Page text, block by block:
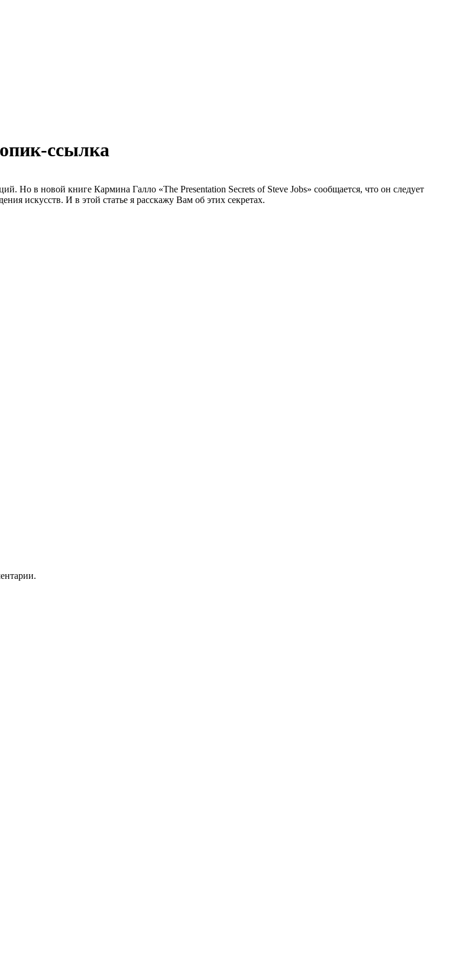
Но в новой книге Кармина Галло «The Presentation Secrets of Steve Jobs» сообщается, что он следует
искусств. И в этой статье я расскажу Вам об этих секретах.